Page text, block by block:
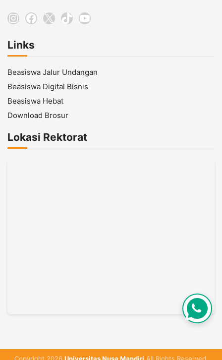
Instagram
Facebook
X TikTokYouTube
Links
Beasiswa Jalur Undangan
Beasiswa Digital Bisnis
Beasiswa Hebat
Download Brosur
Lokasi Rektorat